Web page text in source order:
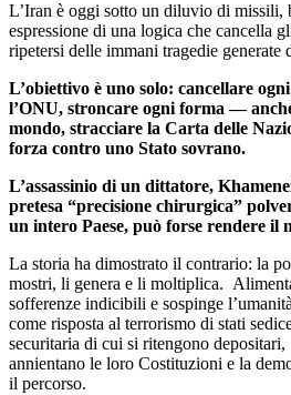
L’Iran è oggi sotto un diluvio di missili,
espressione di una logica che cancella
ripetersi delle immani tragedie
L’obiettivo è uno solo: cancellare
l’ONU, stroncare ogni forma —
mondo, stracciare la Carta delle
forza contro uno Stato sovrano.
L’assassinio di un dittatore,
pretesa “precisione chirurgica”
un intero Paese, può forse rendere il
La storia ha dimostrato il contrario: la
mostri, li genera e li moltiplica.
sofferenze indicibili e sospinge
come risposta al terrorismo di stati
securitaria di cui si ritengono
annientano le loro Costituzioni e la
il percorso.